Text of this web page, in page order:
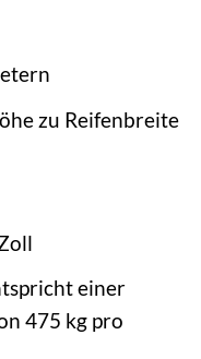
zu Reifenbreite
einer
475 kg pro